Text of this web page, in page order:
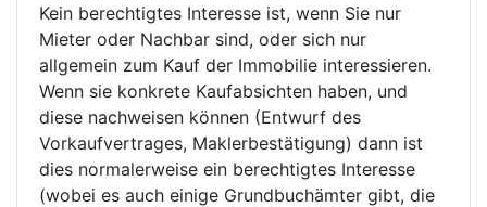
Kein berechtigtes Interesse ist, wenn Sie nur
Mieter oder Nachbar sind, oder sich nur
allgemein zum Kauf der Immobilie interessieren.
Wenn sie konkrete Kaufabsichten haben, und
diese nachweisen können (Entwurf des
Vorkaufvertrages, Maklerbestätigung) dann ist
dies normalerweise ein berechtigtes Interesse
(wobei es auch einige Grundbuchämter gibt, die